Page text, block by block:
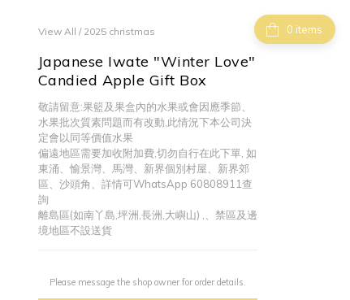
items
View All / 2025 christmas
Japanese Iwate "Winter Love"
Candied Apple Gift Box
敬請留意:果籃及果盒內的水果或會因應季節、
水果批次質素問題而有改動,此情況下本公司決
定會以同等價值水果
偏遠地區需要加收附加費,切勿自行在此下單, 如
東涌、愉景灣、馬灣、新界個別村屋、新界郊
區、沙頭角、詳情可WhatsApp 60808911查
詢
離島區(如南丫島,坪洲,長洲,大嶼山) ,、禁區及邊
境地區不設送貨
Please message the shop owner for order details.